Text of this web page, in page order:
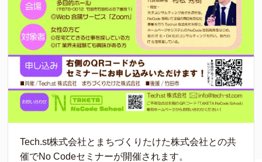
Tech.st株式会社とまちづくりたけた株式会社との共
催でNo Codeセミナーが開催されます。